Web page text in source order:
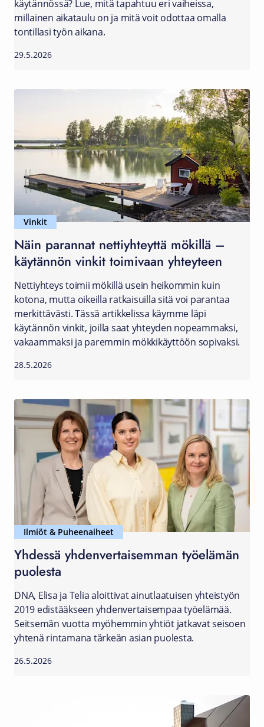
käytännössä? Lue, mitä tapahtuu eri vaiheissa,
millainen aikataulu on ja mitä voit odottaa omalla
tontillasi työn aikana.
29.5.2026
Vinkit
Näin parannat nettiyhteyttä mökillä –
käytännön vinkit toimivaan yhteyteen
Nettiyhteys toimii mökillä usein heikommin kuin
kotona, mutta oikeilla ratkaisuilla sitä voi parantaa
merkittävästi. Tässä artikkelissa käymme läpi
käytännön vinkit, joilla saat yhteyden nopeammaksi,
vakaammaksi ja paremmin mökkikäyttöön sopivaksi.
28.5.2026
Ilmiöt & Puheenaiheet
Yhdessä yhdenvertaisemman työelämän
puolesta
DNA, Elisa ja Telia aloittivat ainutlaatuisen yhteistyön
2019 edistääkseen yhdenvertaisempaa työelämää.
Seitsemän vuotta myöhemmin yhtiöt jatkavat seisoen
yhtenä rintamana tärkeän asian puolesta.
26.5.2026